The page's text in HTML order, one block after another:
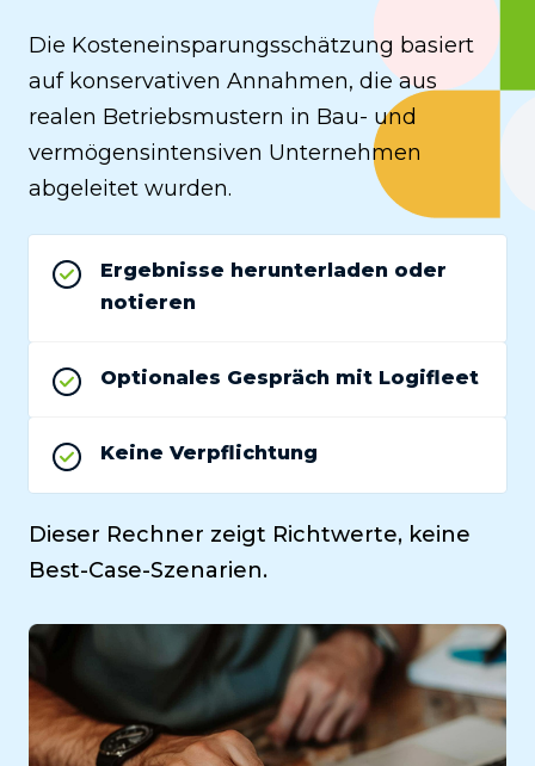
Die Kosteneinsparungsschätzung basiert
auf konservativen Annahmen, die aus
realen Betriebsmustern in Bau- und
vermögensintensiven Unternehmen
abgeleitet wurden.
Ergebnisse herunterladen oder
notieren
Optionales Gespräch mit Logifleet
Keine Verpflichtung
Dieser Rechner zeigt Richtwerte, keine
Best-Case-Szenarien.